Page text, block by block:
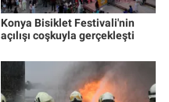
Konya Bisiklet Festivali'nin
açılışı coşkuyla gerçekleşti